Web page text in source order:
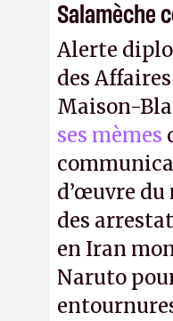
Salamèche
Alerte
des
Maison-
ses mèmes
d’œuvre du
des
en Iran
Naruto